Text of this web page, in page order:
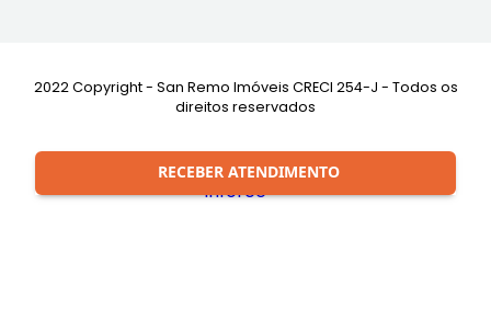
RECEBER ATENDIMENTO
2022 Copyright - San Remo Imóveis CRECI 254-J - Todos os
direitos reservados